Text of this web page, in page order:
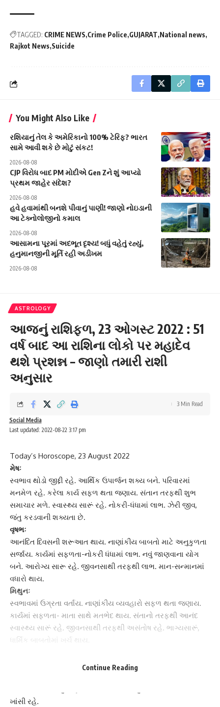
TAGGED: CRIME NEWS Crime Police GUJARAT National news
Rajkot News Suicide
You Might Also Like
રશિયાનું તેલ કે અમેરિકાનો 100% ટેરિફ? ભારત
સામે આવી શકે છે મોટું સંકટ!
2026-08-08
CJP વિરોધ બાદ PM મોદીએ Gen Zને શું આપ્યો
પ્રથમ જાહેર સંદેશ?
2026-08-08
હવે હવામાંથી બનશે પીવાનું પાણી! જાણો નોઇડાની
આ ટેક્નોલોજીનો કમાલ
2026-08-08
આસામના પૂરમાં અદભૂત દૃશ્ય! બધું વહેતું રહ્યું,
હનુમાનજીની મૂર્તિ રહી અડીખમ
2026-08-08
ASTROLOGY
આજનું રાશિફળ, 23 ઓગસ્ટ 2022 : 51
વર્ષ બાદ આ રાશિના લોકો પર મહાદેવ
થશે પ્રશન્ન – જાણો તમારી રાશી
અનુસાર
Last updated: 2022-08-22 3:17 pm
Social Media
3 Min Read
Today’s Horoscope, 23 August 2022
મેષઃ
સ્વભાવ થોડો જીદ્દી રહે. આર્થિક ઉપાર્જન શક્ય બને. પરિવારમાં
મનમેળ રહે. કરેલા કાર્ય સફળ થતા જણાય. સંતાન તરફથી શુભ
સમાચાર મળે. સ્વાસ્થ્ય સારૂં રહે. નોકરી-ધંધામાં લાભ. ઝેરી જીવ,
જંતુ કરડવાની શક્યતા છે.
વૃષભઃ
આનંદિત દિવસની શરૂઆત થાય. નાણાંકીય બાબતો માટે અનુકુળતા
સર્જાય. કાર્યમાં સફળતા-નોકરી ધંધામાં લાભ. નવું જાણવાના યોગ
બને. આરોગ્ય સારૂ રહે. જીવનસાથી તરફથી લાભ. માન-સન્માનમાં
વધારો થાય.
મિથુનઃ
સ્વભાવમાં ઉગ્રતા વર્તાય. નાણાંકીય વ્યવહારો સફળ થતા જણાય.
કાર્યમાં સફળતા- માતા સાથે મતભેદ થાય. સંતાનો તરફથી આનંદ
સ્વાસ્થ્ય સારૂં રહે. જીવનસાથી તરફથી અસંતોષ રહે. ભાગ્યસારૂં,
ધાર્મિક બાબતોમાં ખર્ચ થાય.
મન ડામાડોળ રહે. આવક આવતી જણાય. નાણાંની સરળ હેરફેર
ખાંસી રહે.
Continue Reading